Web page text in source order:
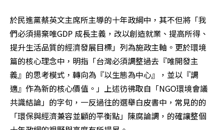
於民進黨蔡英文主席所主導的十年政綱中，其不但將「我
們必須揚棄唯GDP 成長主義，改以創造就業、提高所得、
提升生活品質的經濟發展目標」列為施政主軸。更於環境
篇的核心理念中，明指「台灣必須調整過去『唯開發主
義』的思考模式，轉向為『以生態為中心』，並以『調
適』作為新的核心價值。」上述彷彿取自「NGO環境會議
共識結論」的字句，一反過往的選舉白皮書中，常見的的
「環保與經濟兼容並顧的平衡點」陳腐論調，的確讓整個